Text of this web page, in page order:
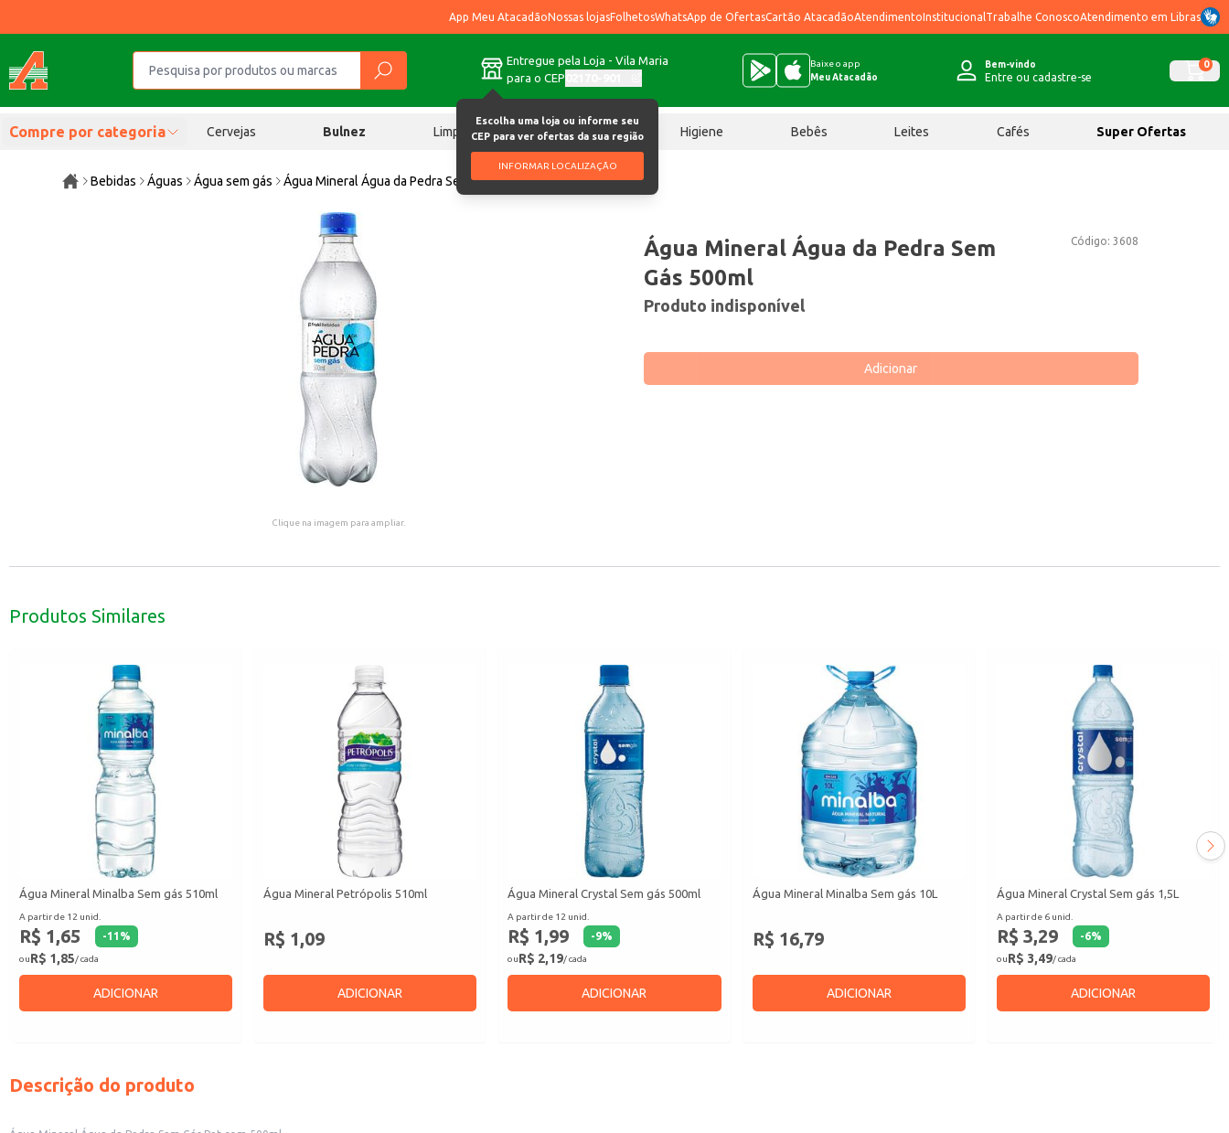
App Meu AtacadãoNossas lojasFolhetosWhatsApp de OfertasCartão AtacadãoAtendimentoInstitucional Trabalhe ConoscoAtendimento em Libras
Entregue pela Loja - Vila Maria
para o CEP
Escolha uma loja ou informe seu
CEP para ver ofertas da sua região
INFORMAR LOCALIZAÇÃO
Baixe o app
Meu Atacadão
Bem-vindo
Entre ou cadastre-se
0
Compre por categoria Cervejas Bulnez Limpeza Chocolates Higiene Bebês Leites Cafés Super Ofertas
Bebidas Águas Água sem gás Água Mineral Água da Pedra Sem Gás 500ml
Clique na imagem para ampliar.
Código: 3608
Água Mineral Água da Pedra Sem
Gás 500ml
Produto indisponível
Adicionar
Produtos Similares
Água Mineral Minalba Sem gás 510ml
A partir de 12 unid.
R$ 1,65 -11 %
ouR$ 1,85/ cada
ADICIONAR
Água Mineral Petrópolis 510ml
R$ 1,09
ADICIONAR
Água Mineral Crystal Sem gás 500ml
A partir de 12 unid.
R$ 1,99 -9%
ouR$ 2,19/ cada
ADICIONAR
Água Mineral Minalba Sem gás 10L
R$ 16,79
ADICIONAR
Água Mineral Crystal Sem gás 1,5L
A partir de 6 unid.
R$ 3,29 -6%
ouR$ 3,49/ cada
ADICIONAR
Descrição do produto